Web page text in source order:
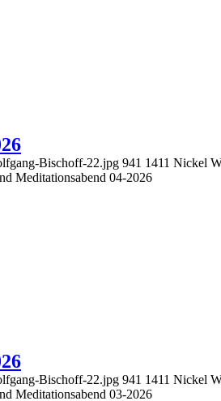
Bischoff-22.jpg 941 1411 Nickel
Meditationsabend 04-2026
Bischoff-22.jpg 941 1411 Nickel
Meditationsabend 03-2026